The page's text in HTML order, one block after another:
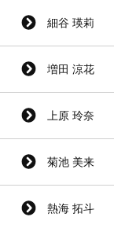
細谷 瑛莉
増田 涼花
上原 玲奈
菊池 美来
熱海 拓斗